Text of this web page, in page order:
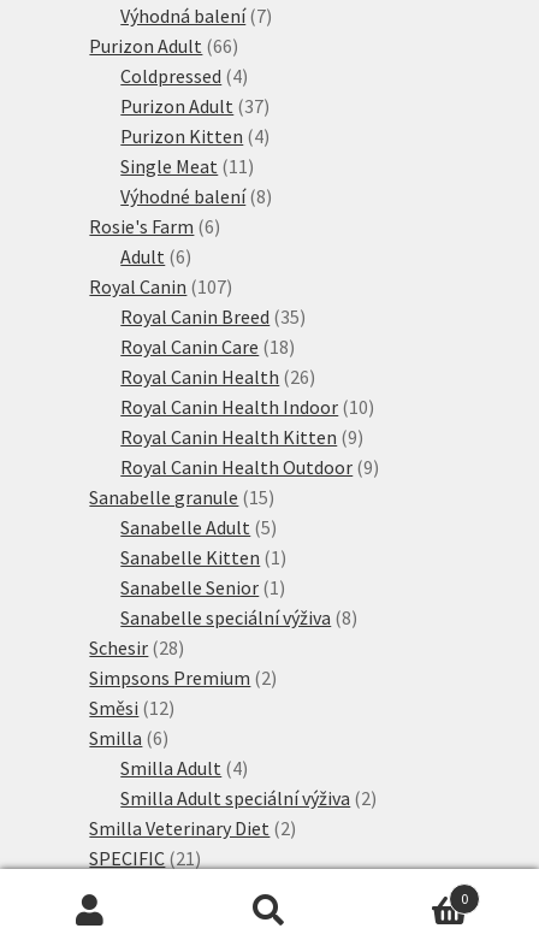
Výhodná balení 77
Purizon Adult 6666
produktů
Coldpressed 44
produkty
Purizon Adult 3737
produktů
Purizon Kitten 44
Single Meat 11 11
produktů
Výhodné balení 88
Rosie's Farm 66
Adult 66
produktů
Royal Canin 107107
produktů
Royal Canin Breed 3535
Royal Canin Care 1818
produktů
Royal Canin Health 2626
produktů
Royal Canin Health Indoor 1010
Royal Canin Health Kitten 99
produktů
Royal Canin Health Outdoor 99
Sanabelle granule 1515
produktů
Sanabelle Adult 55
produktů
Sanabelle Kitten 1 1
produkt
Sanabelle Senior 1 1
produkt
Sanabelle speciální výživa 88
Schesir 2828
produktů
Simpsons Premium 22
Směsi 1212
Smilla 66
produktů
Smilla Adult 44
produkty
Smilla Adult speciální výživa 22
Smilla Veterinary Diet 22
SPECIFIC 2121
produktů
Thrive PremiumPlus 22
0